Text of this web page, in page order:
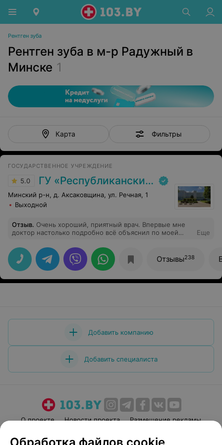
Рентген зуба
Рентген зуба в м-р Радужный в
Минске 1
Карта Фильтры
ГОСУДАРСТВЕННОЕ УЧРЕЖДЕНИЕ
5.0 ГУ «Республиканский научно-практический центр медицинской экспертизы и реабилитаци»
Минский р-н, д. Аксаковщина, ул. Речная, 1
Выходной
Отзыв. Очень хороший, приятный врач. Впервые мне
доктор настолько подробно всё объяснил по моей
заключении, для чего каждое назначение, спасибо!
Еще
Отзывы238
Добавить компанию
Добавить специалиста
О проекте Новости проекта
Размещение рекламы